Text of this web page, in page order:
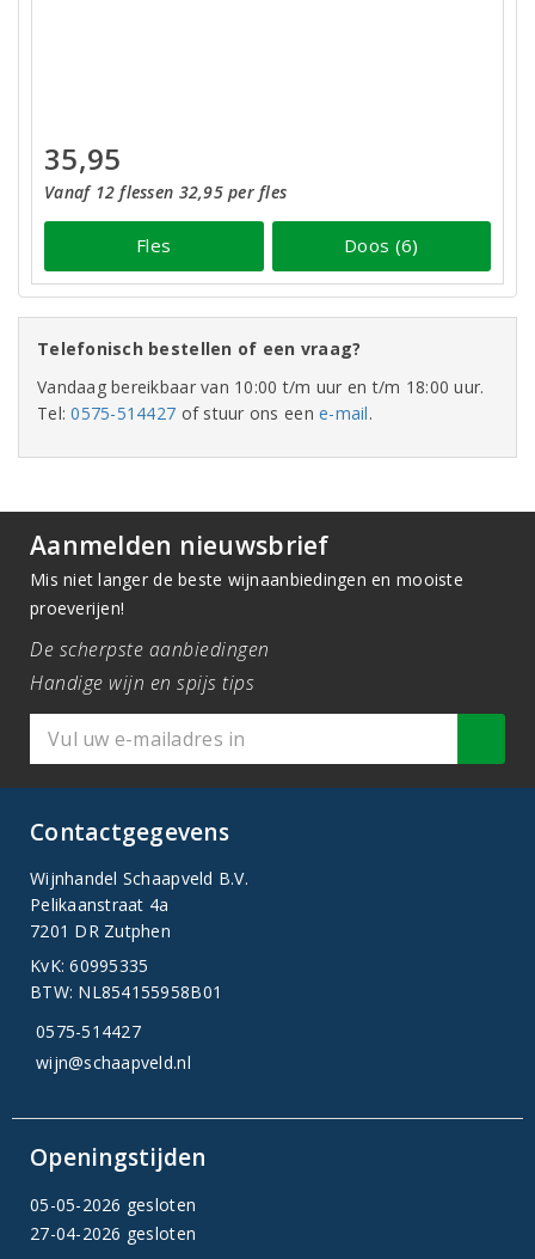
35,95
Vanaf 12 flessen 32,95 per fles
Fles Doos (6)
Telefonisch bestellen of een vraag?
Vandaag bereikbaar van 10:00 t/m uur en t/m 18:00 uur.
Tel:0575-514427 of stuur ons eene-mail.
Aanmelden nieuwsbrief
Mis niet langer de beste wijnaanbiedingen en mooiste
proeverijen!
De scherpste aanbiedingen
Handige wijn en spijs tips
Contactgegevens
Wijnhandel Schaapveld B.V.
Pelikaanstraat 4a
7201 DR Zutphen
KvK: 60995335
BTW: NL854155958B01
0575-514427
wijn@schaapveld.nl
Openingstijden
05-05-2026 gesloten
27-04-2026 gesloten